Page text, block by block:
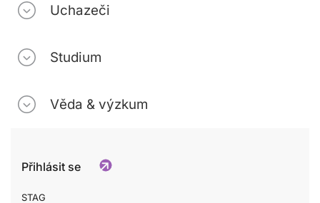
Uchazeči
Studium
Věda & výzkum
Přihlásit se
STAG